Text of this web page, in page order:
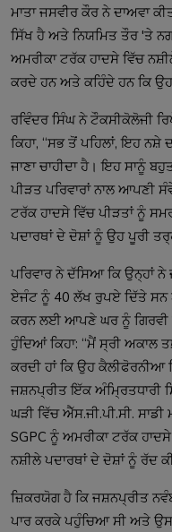
ਮਾਤਾ ਜਸਵੀਰ ਕੌਰ ਨੇ ਦਾਅਵਾ
ਸਿੱਖ ਹੈ ਅਤੇ ਨਿਯਮਿਤ ਤੌਰ 'ਤੇ
ਅਮਰੀਕਾ ਟਰੱਕ ਹਾਦਸੇ ਵਿੱਚ
ਰਵਿੰਦਰ ਸਿੰਘ ਨੇ ਟੌਕਸੀਕੋਲੋਜੀ
ਕਿਹਾ, ‘‘ਸਭ ਤੋਂ ਪਹਿਲਾਂ, ਇਹ
ਜਾਣਾ ਚਾਹੀਦਾ ਹੈ। ਇਹ ਸਾਨੂੰ
ਪੀੜਤ ਪਰਿਵਾਰਾਂ ਨਾਲ ਆਪਣੀ
ਟਰੱਕ ਹਾਦਸੇ ਵਿੱਚ ਪੀੜਤਾਂ ਨੂੰ
ਪਰਿਵਾਰ ਨੇ ਦੱਸਿਆ ਕਿ ਉਨ੍ਹਾਂ
ਏਜੰਟ ਨੂੰ 40 ਲੱਖ ਰੁਪਏ ਦਿੱਤੇ
ਕਰਨ ਲਈ ਆਪਣੇ ਘਰ ਨੂੰ ਗਿਰਵੀ
ਹੁੰਦਿਆਂ ਕਿਹਾ: ‘‘ਮੈਂ ਸ੍ਰੀ ਅਕਾਲ
ਕਰਦੀ ਹਾਂ ਕਿ ਉਹ ਕੈਲੀਫੋਰਨੀਆ
ਜਸ਼ਨਪ੍ਰੀਤ ਇੱਕ ਅੰਮ੍ਰਿਤਧਾਰੀ
ਘੜੀ ਵਿੱਚ ਐੱਸ.ਜੀ.ਪੀ.ਸੀ.
SGPC ਨੂੰ ਅਮਰੀਕਾ ਟਰੱਕ
ਜ਼ਿਕਰਯੋਗ ਹੈ ਕਿ ਜਸ਼ਨਪ੍ਰੀਤ
ਪਾਰ ਕਰਕੇ ਪਹੁੰਚਿਆ ਸੀ ਅਤੇ